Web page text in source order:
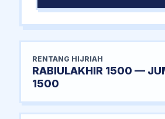
RENTANG HIJRIAH
RABIULAKHIR 1500 —
1500